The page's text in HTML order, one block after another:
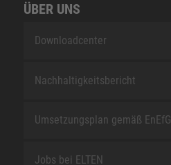
ÜBER UNS
Downloadcenter
Nachhaltigkeitsbericht
Umsetzungsplan gemäß EnEfG
Jobs bei ELTEN